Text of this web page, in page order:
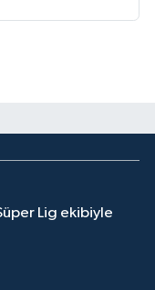
Lig ekibiyle